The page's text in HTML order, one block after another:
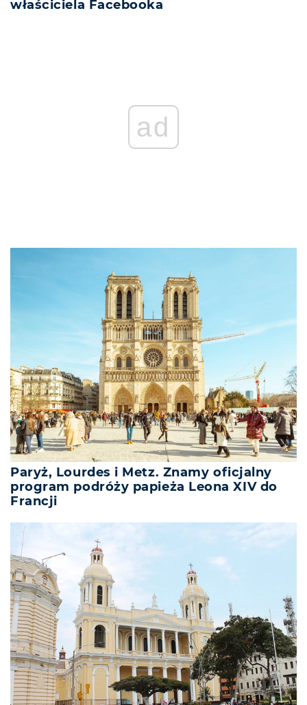
właściciela Facebooka
ad
Paryż, Lourdes i Metz. Znamy oficjalny
program podróży papieża Leona XIV do
Francji